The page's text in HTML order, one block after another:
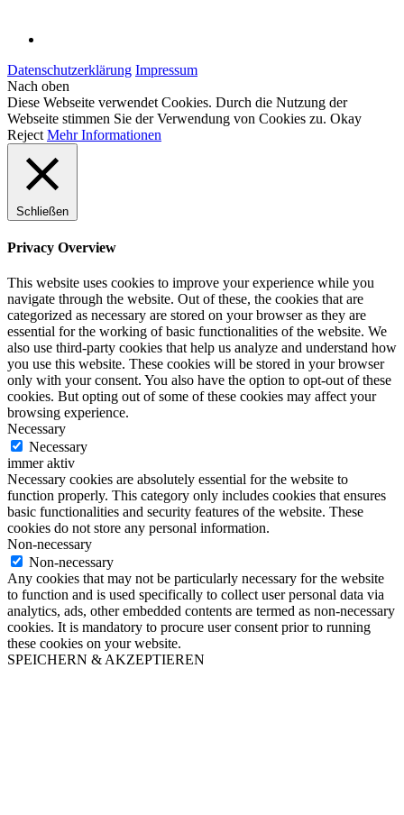
Datenschutzerklärung Impressum
Nach oben
Diese Webseite verwendet Cookies. Durch die Nutzung der
Webseite stimmen Sie der Verwendung von Cookies zu. Okay
Reject Mehr Informationen
Schließen
Privacy Overview
This website uses cookies to improve your experience while you
navigate through the website. Out of these, the cookies that are
categorized as necessary are stored on your browser as they are
essential for the working of basic functionalities of the website. We
also use third-party cookies that help us analyze and understand how
you use this website. These cookies will be stored in your browser
only with your consent. You also have the option to opt-out of these
cookies. But opting out of some of these cookies may affect your
browsing experience.
Necessary
Necessary
immer aktiv
Necessary cookies are absolutely essential for the website to
function properly. This category only includes cookies that ensures
basic functionalities and security features of the website. These
cookies do not store any personal information.
Non-necessary
Non-necessary
Any cookies that may not be particularly necessary for the website
to function and is used specifically to collect user personal data via
analytics, ads, other embedded contents are termed as non-necessary
cookies. It is mandatory to procure user consent prior to running
these cookies on your website.
SPEICHERN & AKZEPTIEREN